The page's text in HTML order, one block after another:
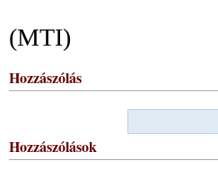
(MTI)
Hozzászólás
Hozzászólások